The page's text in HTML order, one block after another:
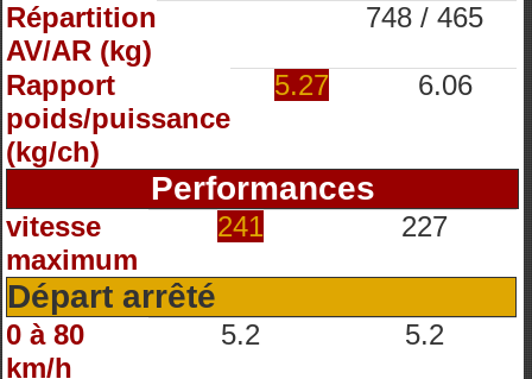
Répartition
AV/AR (kg)
748 / 465
Rapport
poids/puissance
(kg/ch)
5.27 6.06
Performances
vitesse
maximum
241 227
Départ arrêté
0 à 80
km/h
5.2 5.2